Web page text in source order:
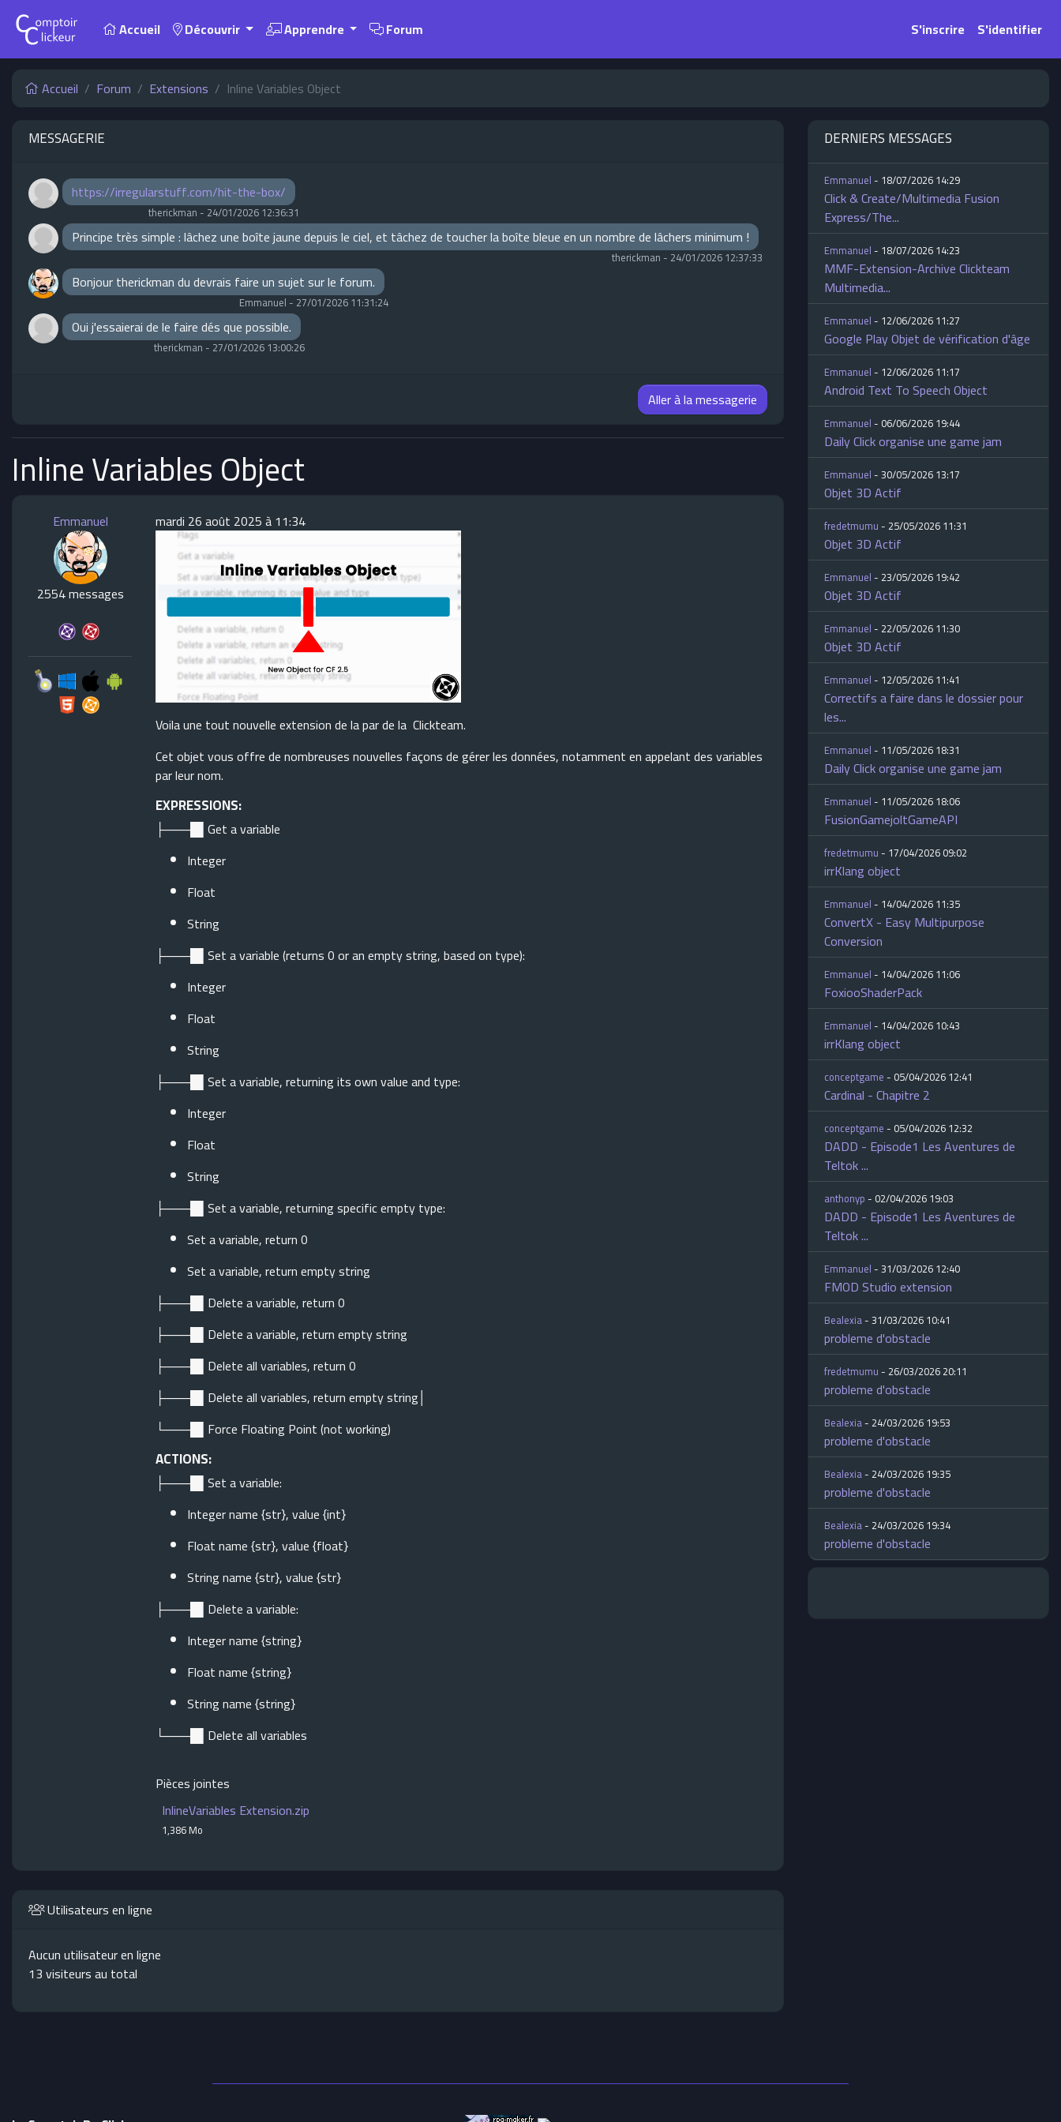
Accueil Découvrir Apprendre Forum S'inscrire S'identifier
Accueil Forum Extensions Inline Variables Object
MESSAGERIE
https://irregularstuff.com/hit-the-box/
therickman - 24/01/2026 12:36:31
Principe très simple : lâchez une boîte jaune depuis le ciel, et tâchez de toucher la boîte bleue en un nombre de lâchers minimum !
therickman - 24/01/2026 12:37:33
Bonjour therickman du devrais faire un sujet sur le forum.
Emmanuel - 27/01/2026 11:31:24
Oui j'essaierai de le faire dés que possible.
therickman - 27/01/2026 13:00:26
Aller à la messagerie
Inline Variables Object
Emmanuel
2554 messages
mardi 26 août 2025 à 11:34
Voila une tout nouvelle extension de la par de la Clickteam.
Cet objet vous offre de nombreuses nouvelles façons de gérer les données, notamment en appelant des variables
par leur nom.
EXPRESSIONS:
├───█▌Get a variable
Integer
Float
String
├───█▌Set a variable (returns 0 or an empty string, based on type):
Integer
Float
String
├───█▌Set a variable, returning its own value and type:
Integer
Float
String
├───█▌Set a variable, returning specific empty type:
Set a variable, return 0
Set a variable, return empty string
├───█▌Delete a variable, return 0
├───█▌Delete a variable, return empty string
├───█▌Delete all variables, return 0
├───█▌Delete all variables, return empty string│
└───█▌Force Floating Point (not working)
ACTIONS:
├───█▌Set a variable:
Integer name {str}, value {int}
Float name {str}, value {float}
String name {str}, value {str}
├───█▌Delete a variable:
Integer name {string}
Float name {string}
String name {string}
└───█▌Delete all variables
Pièces jointes
InlineVariables Extension.zip
1,386 Mo
Utilisateurs en ligne
Aucun utilisateur en ligne
13 visiteurs au total
DERNIERS MESSAGES
Emmanuel- 18/07/2026 14:29
Click & Create/Multimedia Fusion
Express/The...
Emmanuel- 18/07/2026 14:23
MMF-Extension-Archive Clickteam
Multimedia...
Emmanuel- 12/06/2026 11:27
Google Play Objet de vérification d'âge
Emmanuel- 12/06/2026 11:17
Android Text To Speech Object
Emmanuel- 06/06/2026 19:44
Daily Click organise une game jam
Emmanuel- 30/05/2026 13:17
Objet 3D Actif
fredetmumu- 25/05/2026 11:31
Objet 3D Actif
Emmanuel- 23/05/2026 19:42
Objet 3D Actif
Emmanuel- 22/05/2026 11:30
Objet 3D Actif
Emmanuel- 12/05/2026 11:41
Correctifs a faire dans le dossier pour
les...
Emmanuel- 11/05/2026 18:31
Daily Click organise une game jam
Emmanuel- 11/05/2026 18:06
FusionGamejoltGameAPI
fredetmumu- 17/04/2026 09:02
irrKlang object
Emmanuel- 14/04/2026 11:35
ConvertX - Easy Multipurpose
Conversion
Emmanuel- 14/04/2026 11:06
FoxiooShaderPack
Emmanuel- 14/04/2026 10:43
irrKlang object
conceptgame- 05/04/2026 12:41
Cardinal - Chapitre 2
conceptgame- 05/04/2026 12:32
DADD - Episode1 Les Aventures de
Teltok ...
anthonyp- 02/04/2026 19:03
DADD - Episode1 Les Aventures de
Teltok ...
Emmanuel- 31/03/2026 12:40
FMOD Studio extension
Bealexia- 31/03/2026 10:41
probleme d'obstacle
fredetmumu- 26/03/2026 20:11
probleme d'obstacle
Bealexia- 24/03/2026 19:53
probleme d'obstacle
Bealexia- 24/03/2026 19:35
probleme d'obstacle
Bealexia- 24/03/2026 19:34
probleme d'obstacle